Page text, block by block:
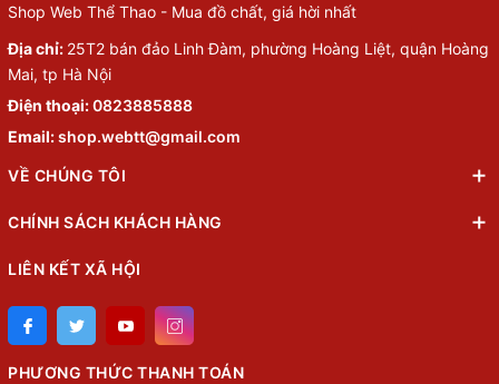
Shop Web Thể Thao - Mua đồ chất, giá hời nhất
Địa chỉ: 25T2 bán đảo Linh Đàm, phường Hoàng Liệt, quận Hoàng
Mai, tp Hà Nội
Điện thoại:0823885888
Email:shop.webtt@gmail.com
VỀ CHÚNG TÔI
CHÍNH SÁCH KHÁCH HÀNG
LIÊN KẾT XÃ HỘI
PHƯƠNG THỨC THANH TOÁN